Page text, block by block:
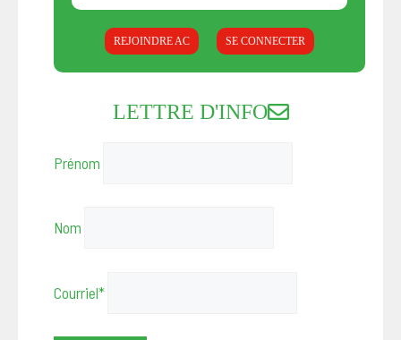
REJOINDRE AC SE CONNECTER
LETTRE D'INFO
Prénom
Nom
Courriel*